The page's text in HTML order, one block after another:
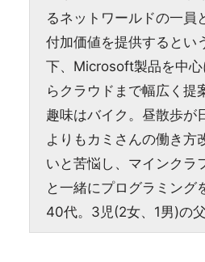
るネットワールドの一員
付加価値を提供するとい
下、Microsoft製品を中
らクラウドまで幅広く提
趣味はバイク。昼散歩が
よりもカミさんの働き方
いと苦悩し、マインクラ
と一緒にプログラミング
40代。3児(2女、1男)の父